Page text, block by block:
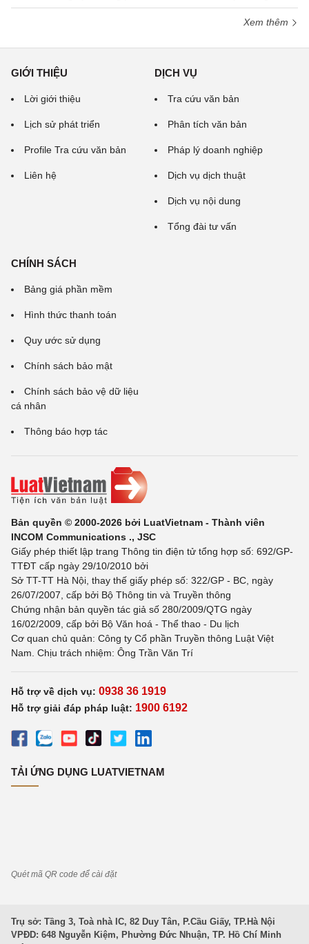
Xem thêm
GIỚI THIỆU
Lời giới thiệu
Lịch sử phát triển
Profile Tra cứu văn bản
Liên hệ
DỊCH VỤ
Tra cứu văn bản
Phân tích văn bản
Pháp lý doanh nghiệp
Dịch vụ dịch thuật
Dịch vụ nội dung
Tổng đài tư vấn
CHÍNH SÁCH
Bảng giá phần mềm
Hình thức thanh toán
Quy ước sử dụng
Chính sách bảo mật
Chính sách bảo vệ dữ liệu
cá nhân
Thông báo hợp tác
Bản quyền © 2000-2026 bởi LuatVietnam - Thành viên
INCOM Communications ., JSC
Giấy phép thiết lập trang Thông tin điện tử tổng hợp số: 692/GP-
TTĐT cấp ngày 29/10/2010 bởi
Sở TT-TT Hà Nội, thay thế giấy phép số: 322/GP - BC, ngày
26/07/2007, cấp bởi Bộ Thông tin và Truyền thông
Chứng nhận bản quyền tác giả số 280/2009/QTG ngày
16/02/2009, cấp bởi Bộ Văn hoá - Thể thao - Du lịch
Cơ quan chủ quản: Công ty Cổ phần Truyền thông Luật Việt
Nam. Chịu trách nhiệm: Ông Trần Văn Trí
Hỗ trợ về dịch vụ: 0938 36 1919
Hỗ trợ giải đáp pháp luật: 1900 6192
TẢI ỨNG DỤNG LUATVIETNAM
Quét mã QR code để cài đặt
Trụ sở: Tầng 3, Toà nhà IC, 82 Duy Tân, P.Cầu Giấy, TP.Hà Nội
VPĐD: 648 Nguyễn Kiệm, Phường Đức Nhuận, TP. Hồ Chí Minh